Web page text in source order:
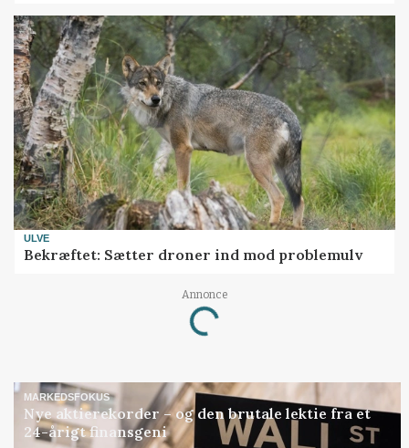
ULVE
Bekræftet: Sætter droner ind mod problemulv
Annonce
Loading...
MARKEDSFOKUS
Nye aktierekorder – og den brutale lektie fra et
24-årigt finansgeni